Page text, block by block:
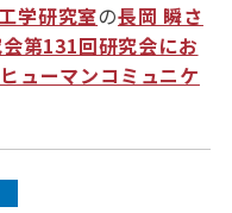
学研究室の長岡 瞬さ
第131回研究会にお
ューマンコミュニケ